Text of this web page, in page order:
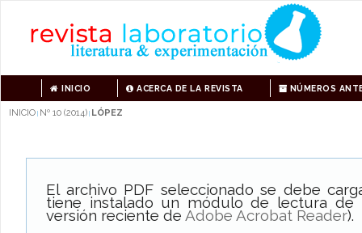
INICIO ACERCA DE LA REVISTA NÚMEROS
INICIO | Nº 10 (2014) | LÓPEZ
El archivo PDF seleccionado se debe
tiene instalado un módulo de lectura de
versión reciente de Adobe Acrobat Reader).